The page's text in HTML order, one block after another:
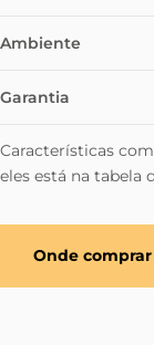
Ambiente
Garantia
Características
eles está na tabela
Onde comprar